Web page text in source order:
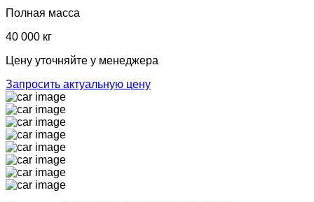
Полная масса
40 000 кг
Цену уточняйте у менеджера
Запросить актуальную цену